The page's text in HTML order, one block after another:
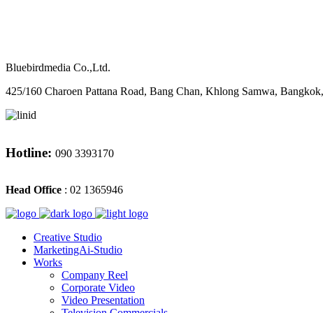
Bluebirdmedia Co.,Ltd.
425/160 Charoen Pattana Road, Bang Chan, Khlong Samwa,
Hotline: 090 3393170
Head Office : 02 1365946
Creative Studio
MarketingAi-Studio
Works
Company Reel
Corporate Video
Video Presentation